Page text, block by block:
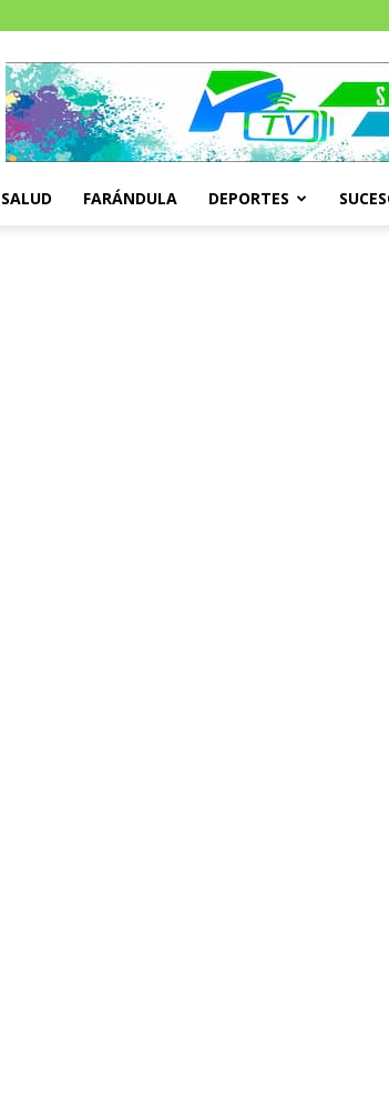
SALUD FARÁNDULA DEPORTES